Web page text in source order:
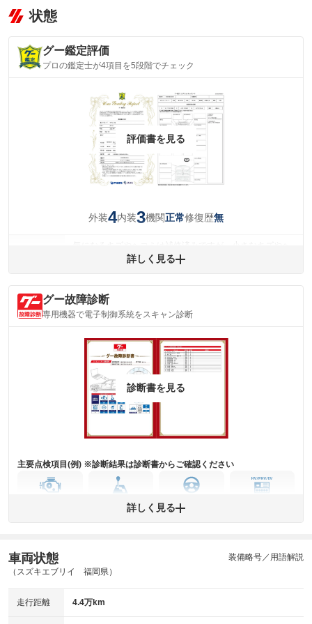
状態
グー鑑定評価
プロの鑑定士が4項目を5段階でチェック
評価書を見る
外装4内装3機関正常修復歴無
コミが残っています。
内装
(内装状態)
気になる汚れ等があります。
詳細は鑑定書をご確認ください。
※グー鑑定は保証サービスではございません。購入時は必ず現車をご確認
※実際にお渡しするコンディションチェックシートにつきましては、形式
※グー鑑定の評価はあくまでも記載している鑑定日の鑑定結果となりま
詳しく見る
グー故障診断
専用機器で電子制御系統をスキャン診断
診断書を見る
主要点検項目(例) ※診断結果は診断書からご確認ください
ミッション
ステアリング
ABS その他
※グー故障診断は保証サービスではございません。購入時は必ず現車をご
詳しく見る
車両状態
（スズキエブリイ 福岡県）
装備略号／用語解説
走行距離 4.4万km